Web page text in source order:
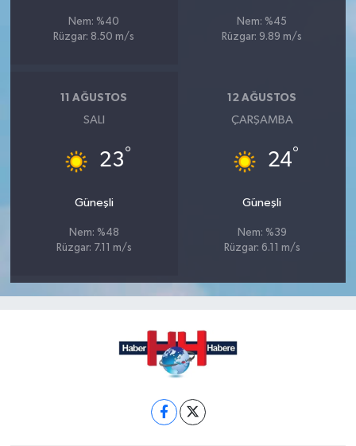
Nem: %40
Rüzgar: 8.50 m/s
Nem: %45
Rüzgar: 9.89 m/s
11 AĞUSTOS
SALI
23°
Güneşli
Nem: %48
Rüzgar: 7.11 m/s
12 AĞUSTOS
ÇARŞAMBA
24°
Güneşli
Nem: %39
Rüzgar: 6.11 m/s